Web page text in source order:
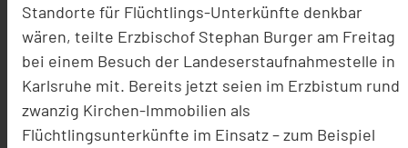
Standorte für Flüchtlings-Unterkünfte denkbar
wären, teilte Erzbischof Stephan Burger am Freitag
bei einem Besuch der Landeserstaufnahmestelle in
Karlsruhe mit. Bereits jetzt seien im Erzbistum rund
zwanzig Kirchen-Immobilien als
Flüchtlingsunterkünfte im Einsatz – zum Beispiel